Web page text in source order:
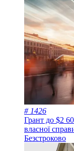
# 1426
Грант до $2
власної
Безстроково